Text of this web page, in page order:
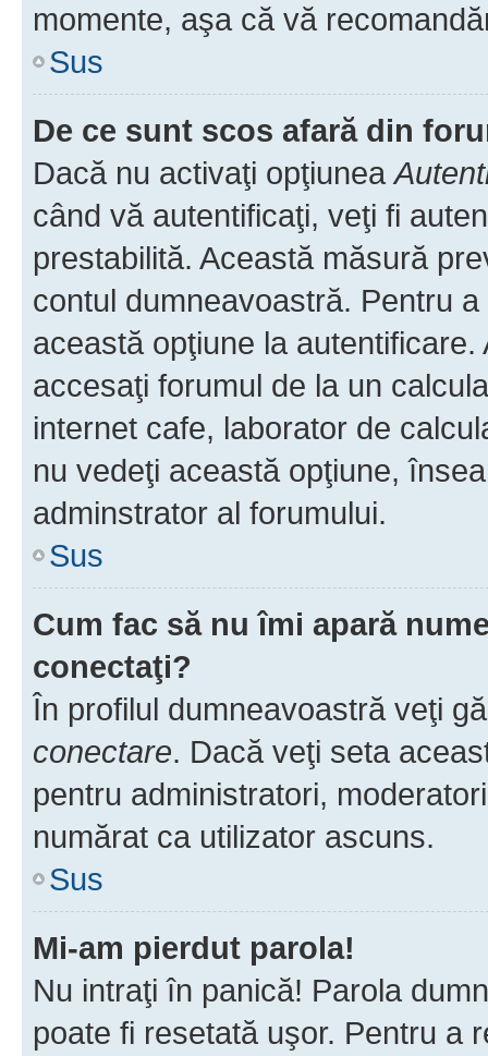
momente, aşa că vă
Sus
De ce sunt scos afară din
Dacă nu activaţi opţiunea
când vă autentificaţi, veţi fi
prestabilită. Această măsură
contul dumneavoastră. Pentru
această opţiune la
accesaţi forumul de la un
internet cafe, laborator de
nu vedeţi această opţiune,
adminstrator al forumului.
Sus
Cum fac să nu îmi apară
conectaţi?
În profilul dumneavoastră veţi
conectare. Dacă veţi seta
pentru administratori,
numărat ca utilizator ascuns.
Sus
Mi-am pierdut parola!
Nu intraţi în panică! Parola
poate fi resetată uşor. Pentru a